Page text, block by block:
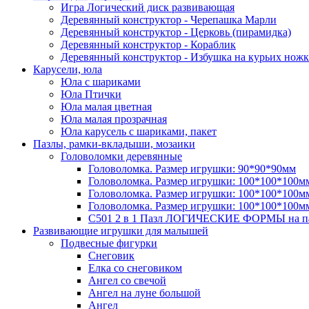
Игра Логический диск развивающая
Деревянный конструктор - Черепашка Марли
Деревянный конструктор - Церковь (пирамидка)
Деревянный конструктор - Кораблик
Деревянный конструктор - Избушка на курьих
Карусели, юла
Юла с шариками
Юла Птички
Юла малая цветная
Юла малая прозрачная
Юла карусель с шариками, пакет
Пазлы, рамки-вкладыши, мозаики
Головоломки деревянные
Головоломка. Размер игрушки: 90*90*90мм
Головоломка. Размер игрушки:
Головоломка. Размер игрушки:
Головоломка. Размер игрушки:
C501 2 в 1 Пазл ЛОГИЧЕСКИЕ ФОРМЫ на
Развивающие игрушки для малышей
Подвесные фигурки
Снеговик
Елка со снеговиком
Ангел со свечой
Ангел на луне большой
Ангел